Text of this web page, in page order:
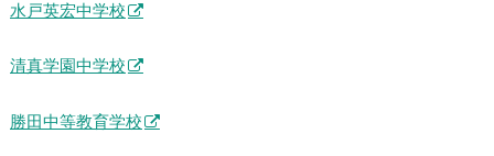
水戸英宏中学校
清真学園中学校
勝田中等教育学校